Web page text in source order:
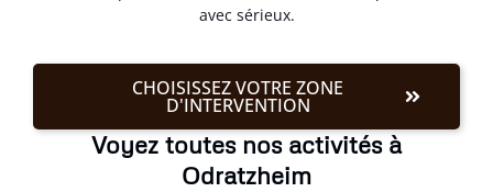
avec sérieux.
CHOISISSEZ VOTRE ZONE
D'INTERVENTION
Voyez toutes nos activités à
Odratzheim